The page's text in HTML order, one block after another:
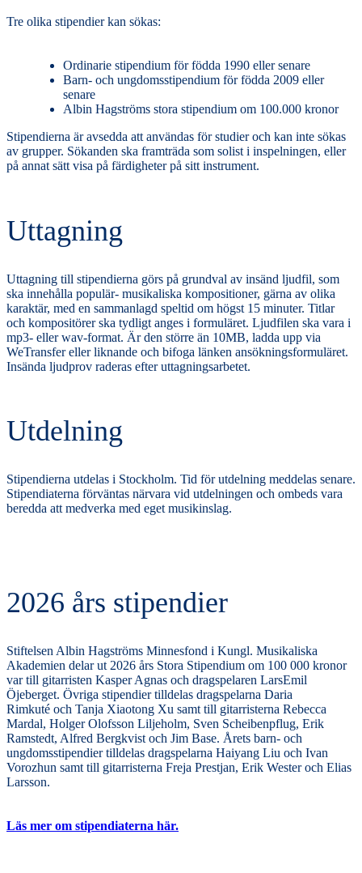
Tre olika stipendier kan sökas:
Ordinarie stipendium för födda 1990 eller senare
Barn- och ungdomsstipendium för födda 2009 eller
senare
Albin Hagströms stora stipendium om 100.000 kronor
Stipendierna är avsedda att användas för studier och kan inte sökas
av grupper. Sökanden ska framträda som solist i inspelningen, eller
på annat sätt visa på färdigheter på sitt instrument.
Uttagning
Uttagning till stipendierna görs på grundval av insänd ljudfil, som
ska innehålla populär- musikaliska kompositioner, gärna av olika
karaktär, med en sammanlagd speltid om högst 15 minuter. Titlar
och kompositörer ska tydligt anges i formuläret. Ljudfilen ska vara i
mp3- eller wav-format. Är den större än 10MB, ladda upp via
WeTransfer eller liknande och bifoga länken ansökningsformuläret.
Insända ljudprov raderas efter uttagningsarbetet.
Utdelning
Stipendierna utdelas i Stockholm. Tid för utdelning meddelas senare.
Stipendiaterna förväntas närvara vid utdelningen och ombeds vara
beredda att medverka med eget musikinslag.
2026 års stipendier
Stiftelsen Albin Hagströms Minnesfond i Kungl. Musikaliska
Akademien delar ut 2026 års Stora Stipendium om 100 000 kronor
var till gitarristen Kasper Agnas och dragspelaren LarsEmil
Öjeberget. Övriga stipendier tilldelas dragspelarna Daria
Rimkuté och Tanja Xiaotong Xu samt till gitarristerna Rebecca
Mardal, Holger Olofsson Liljeholm, Sven Scheibenpflug, Erik
Ramstedt, Alfred Bergkvist och Jim Base. Årets barn- och
ungdomsstipendier tilldelas dragspelarna Haiyang Liu och Ivan
Vorozhun samt till gitarristerna Freja Prestjan, Erik Wester och Elias
Larsson.
Läs mer om stipendiaterna här.